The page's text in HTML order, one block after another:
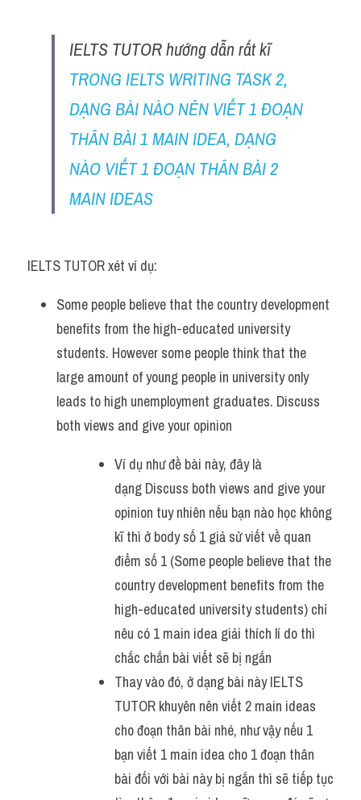
IELTS TUTOR hướng dẫn rất kĩ
TRONG IELTS WRITING TASK 2,
DẠNG BÀI NÀO NÊN VIẾT 1 ĐOẠN
THÂN BÀI 1 MAIN IDEA, DẠNG
NÀO VIẾT 1 ĐOẠN THÂN BÀI 2
MAIN IDEAS
IELTS TUTOR xét ví dụ:
Some people believe that the country development
benefits from the high-educated university
students. However some people think that the
large amount of young people in university only
leads to high unemployment graduates. Discuss
both views and give your opinion
Ví dụ như đề bài này, đây là
dạng Discuss both views and give your
opinion tuy nhiên nếu bạn nào học không
kĩ thì ở body số 1 giả sử viết về quan
điểm số 1 (Some people believe that the
country development benefits from the
high-educated university students) chỉ
nêu có 1 main idea giải thích lí do thì
chắc chắn bài viết sẽ bị ngắn
Thay vào đó, ở dạng bài này IELTS
TUTOR khuyên nên viết 2 main ideas
cho đoạn thân bài nhé, như vậy nếu 1
bạn viết 1 main idea cho 1 đoạn thân
bài đối với bài này bị ngắn thì sẽ tiếp tục